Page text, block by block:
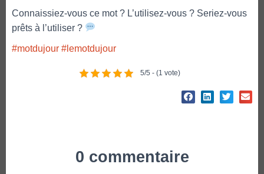
Connaissiez-vous ce mot ? L’utilisez-vous ? Seriez-vous
prêts à l’utiliser ?
#motdujour #lemotdujour
5/5 - (1 vote)
0 commentaire